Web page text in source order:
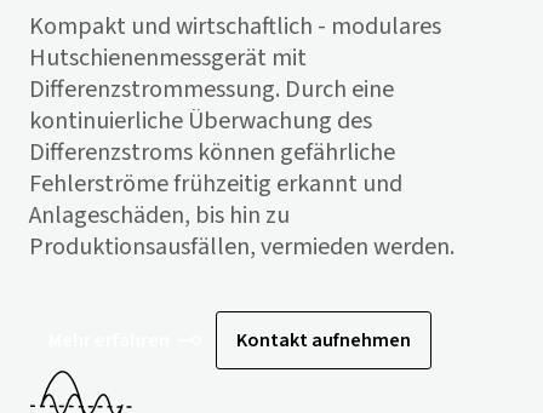
Kompakt und wirtschaftlich - modulares
Hutschienenmessgerät mit
Differenzstrommessung. Durch eine
kontinuierliche Überwachung des
Differenzstroms können gefährliche
Fehlerströme frühzeitig erkannt und
Anlageschäden, bis hin zu
Produktionsausfällen, vermieden werden.
Kontakt aufnehmen